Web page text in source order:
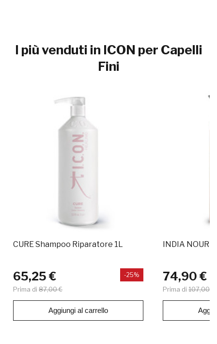
I più venduti in ICON per Capelli
Fini
CURE Shampoo Riparatore 1L
65,25 €
Prima di 87,00 €
-25%
Aggiungi al carrello
INDIA
74,90 €
Prima di 107,00 €